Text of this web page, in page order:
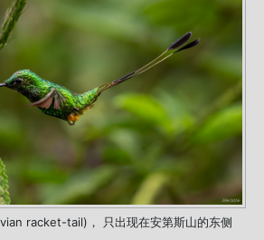
racket-tail)， 只出现在安第斯山的东侧